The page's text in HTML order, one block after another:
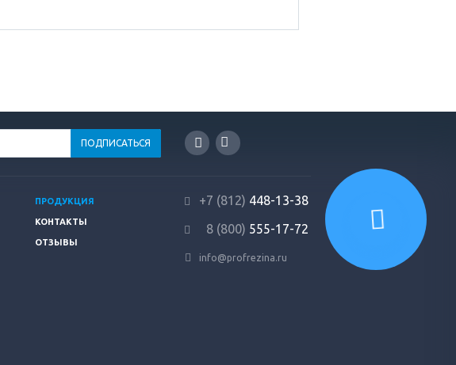
ПРОДУКЦИЯ
КОНТАКТЫ
ОТЗЫВЫ
+7 (812) 448-13-38
8 (800) 555-17-72
info@profrezina.ru